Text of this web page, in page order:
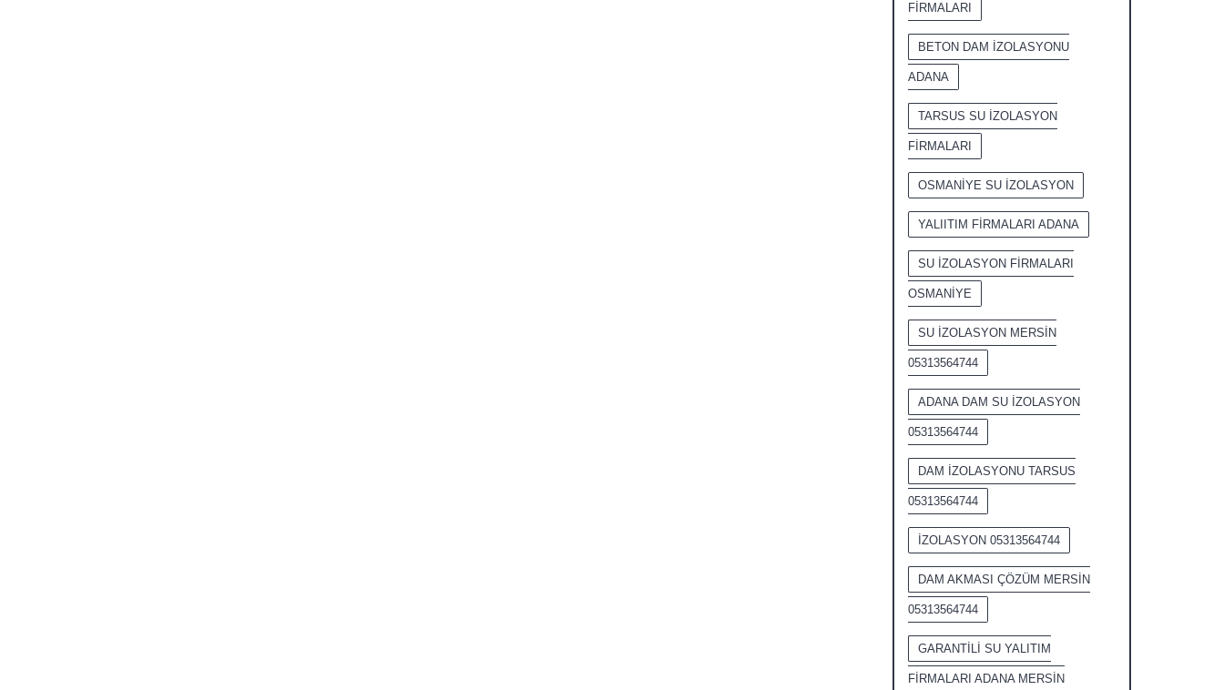
FİRMALARI
BETON DAM İZOLASYONU
ADANA
TARSUS SU İZOLASYON
FİRMALARI
OSMANİYE SU İZOLASYON
YALIITIM FİRMALARI ADANA
SU İZOLASYON FİRMALARI
OSMANİYE
SU İZOLASYON MERSİN
05313564744
ADANA DAM SU İZOLASYON
05313564744
DAM İZOLASYONU TARSUS
05313564744
İZOLASYON 05313564744
DAM AKMASI ÇÖZÜM MERSİN
05313564744
GARANTİLİ SU YALITIM
FİRMALARI ADANA MERSİN